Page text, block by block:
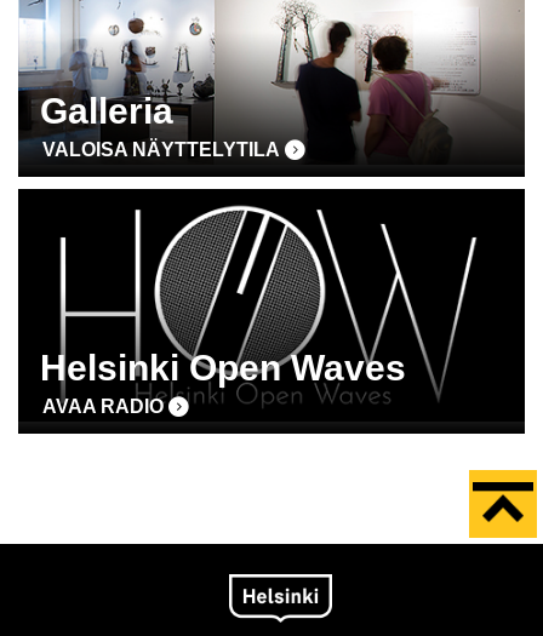
Galleria
VALOISA NÄYTTELYTILA
Helsinki Open Waves
AVAA RADIO